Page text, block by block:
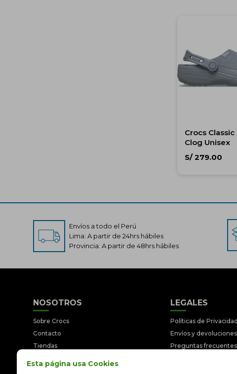
Esta página usa Cookies
Crocs
Clog Unisex
S/ 279.00
Envíos a todo el Perú
Lima: A partir de 24hrs hábiles
Provincia: A partir de 48hrs hábiles
NOSOTROS
Sobre Crocs
Contacto
Tiendas
LEGALES
Políticas de Privacidad
Envíos y devoluciones
Preguntas frecuentes